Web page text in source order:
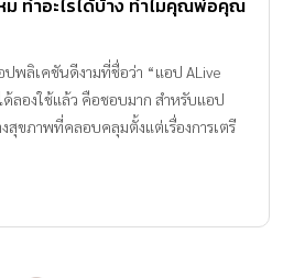
พลิเคชันดีงามที่ชื่อว่า “แอป ALive
ด้ลองใช้แล้ว คือชอบมาก สำหรับแอป
งสุขภาพที่คลอบคลุมตั้งแต่เรื่องการเตรี
คือสามารถ call พูดคุยปรึกษากับคุณ
ด้ด้วย อันนี้ ฟรี! นะจ๊ะ ขอบอก